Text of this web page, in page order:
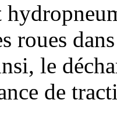
roues
le
de